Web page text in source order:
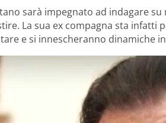
sarà impegnato ad indagare
La sua ex compagna sta infatti
e si innescheranno dinamiche